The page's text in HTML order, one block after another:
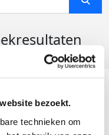
bezoekt.
technieken om